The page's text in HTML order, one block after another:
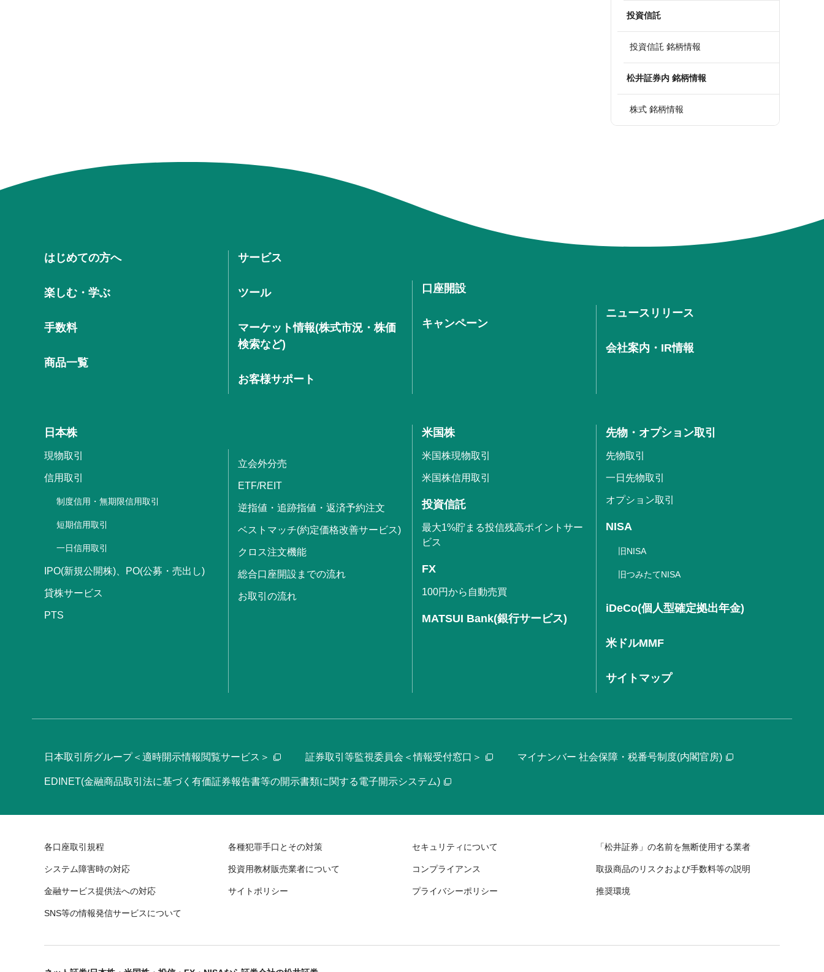
投資信託
投資信託 銘柄情報
松井証券内 銘柄情報
株式 銘柄情報
はじめての方へ
楽しむ・学ぶ
手数料
商品一覧
サービス
ツール
マーケット情報(株式市況・株価
検索など)
お客様サポート
口座開設
キャンペーン
ニュースリリース
会社案内・IR情報
日本株
現物取引
信用取引
制度信用・無期限信用取引
短期信用取引
一日信用取引
IPO(新規公開株)、PO(公募・売出し)
貸株サービス
PTS
立会外分売
ETF/REIT
逆指値・追跡指値・返済予約注文
ベストマッチ(約定価格改善サービス)
クロス注文機能
総合口座開設までの流れ
お取引の流れ
米国株
米国株現物取引
米国株信用取引
投資信託
最大1%貯まる投信残高ポイントサー
ビス
FX
100円から自動売買
MATSUI Bank(銀行サービス)
先物・オプション取引
先物取引
一日先物取引
オプション取引
NISA
旧NISA
旧つみたてNISA
iDeCo(個人型確定拠出年金)
米ドルMMF
サイトマップ
日本取引所グループ＜適時開示情報閲覧サービス＞ 証券取引等監視委員会＜情報受付窓口＞ マイナンバー 社会保障・税番号制度(内閣官房)
EDINET(金融商品取引法に基づく有価証券報告書等の開示書類に関する電子開示システム)
各口座取引規程 各種犯罪手口とその対策 セキュリティについて 「松井証券」の名前を無断使用する業者
システム障害時の対応 投資用教材販売業者について コンプライアンス 取扱商品のリスクおよび手数料等の説明
金融サービス提供法への対応 サイトポリシー プライバシーポリシー 推奨環境
SNS等の情報発信サービスについて